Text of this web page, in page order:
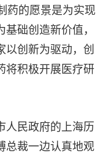
药的愿景是为实现
础创造新价值，
以创新为驱动，创
将积极开展医疗研
人民政府的上海历
总裁一边认真地观